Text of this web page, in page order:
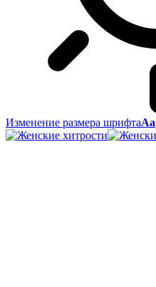
Изменение размера шрифтаАа